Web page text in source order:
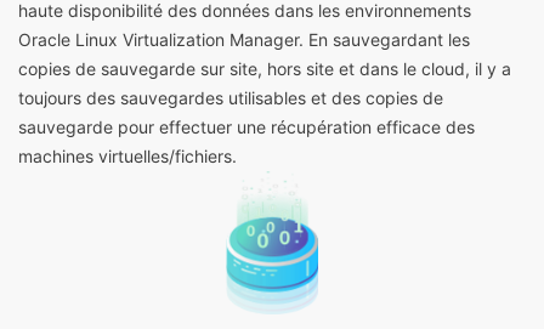
haute disponibilité des données dans les environnements
Oracle Linux Virtualization Manager. En sauvegardant les
copies de sauvegarde sur site, hors site et dans le cloud, il y a
toujours des sauvegardes utilisables et des copies de
sauvegarde pour effectuer une récupération efficace des
machines virtuelles/fichiers.